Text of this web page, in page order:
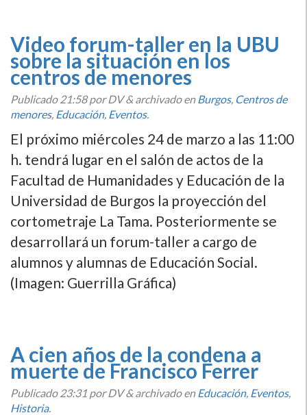
Video forum-taller en la UBU
sobre la situación en los
centros de menores
Publicado21:58por DV&archivado enBurgos, Centros de
menores, Educación, Eventos.
El próximo miércoles 24 de marzo a las 11:00
h. tendrá lugar en el salón de actos de la
Facultad de Humanidades y Educación de la
Universidad de Burgos la proyección del
cortometraje La Tama. Posteriormente se
desarrollará un forum-taller a cargo de
alumnos y alumnas de Educación Social.
(Imagen: Guerrilla Gráfica)
A cien años de la condena a
muerte de Francisco Ferrer
Publicado23:31 por DV&archivado enEducación, Eventos,
Historia.